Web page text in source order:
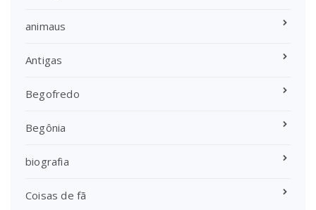
animaus
Antigas
Begofredo
Begônia
biografia
Coisas de fã